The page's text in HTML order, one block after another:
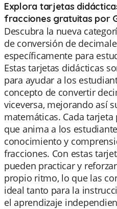
Explora tarjetas
fracciones gratuitas por
Descubra la nueva
de conversión de
específicamente para
Estas tarjetas didácticas
para ayudar a los
concepto de convertir
viceversa, mejorando así
matemáticas. Cada
que anima a los
conocimiento y
fracciones. Con estas
pueden practicar y
propio ritmo, lo que las
ideal tanto para la
el aprendizaje